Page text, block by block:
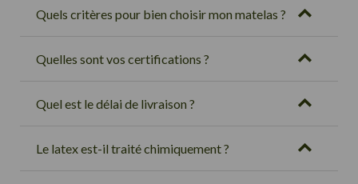
Quels critères pour bien choisir mon matelas ?
Quelles sont vos certifications ?
Quel est le délai de livraison ?
Le latex est-il traité chimiquement ?